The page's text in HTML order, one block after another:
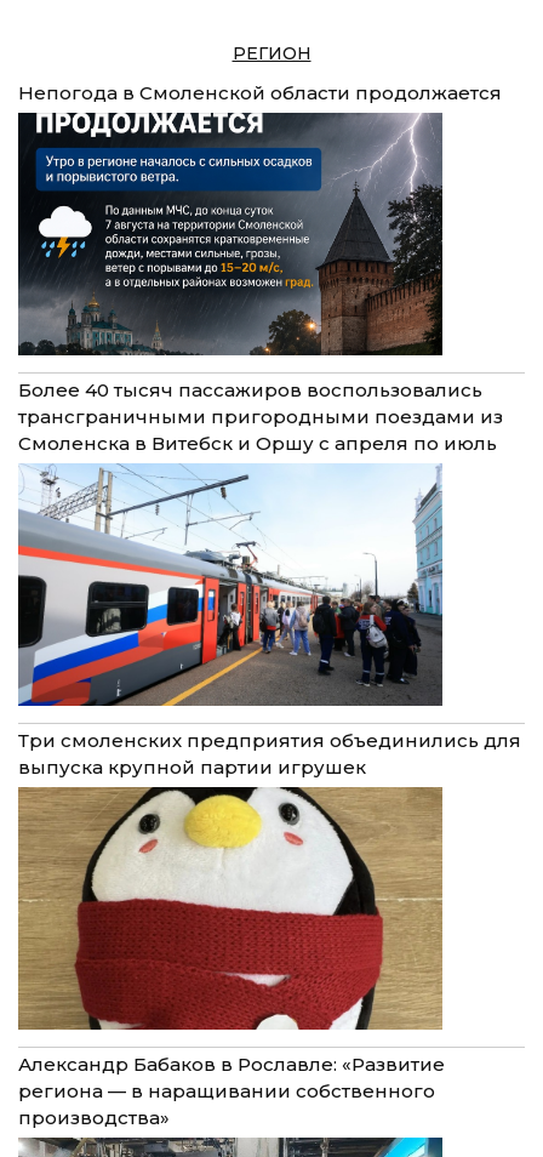
РЕГИОН
Непогода в Смоленской области продолжается
Более 40 тысяч пассажиров воспользовались
трансграничными пригородными поездами из
Смоленска в Витебск и Оршу с апреля по июль
Три смоленских предприятия объединились для
выпуска крупной партии игрушек
Александр Бабаков в Рославле: «Развитие
региона — в наращивании собственного
производства»